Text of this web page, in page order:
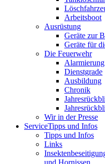
Arbeitsboot
Ausrüstung
Geräte zur
Geräte für
Die Feuerwehr
Alarmierung
Dienstgrade
Ausbildung
Chronik
Wir in der Presse
ServiceTipps und Infos
Tipps und Infos
Links